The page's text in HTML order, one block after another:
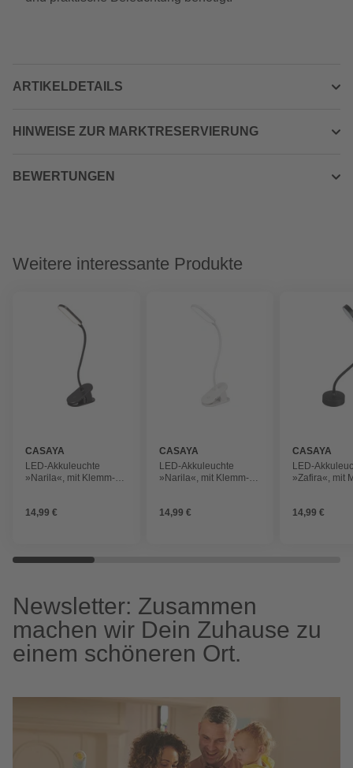
ARTIKELDETAILS
HINWEISE ZUR MARKTRESERVIERUNG
BEWERTUNGEN
Weitere interessante Produkte
CASAYA
LED-Akkuleuchte
»Narila«, mit Klemm-
14,99 €
CASAYA
LED-Akkuleuchte
»Narila«, mit Klemm-
14,99 €
CASAYA
LED-
»Zafira«, mit
14,99 €
Newsletter: Zusammen
machen wir Dein Zuhause zu
einem schöneren Ort.